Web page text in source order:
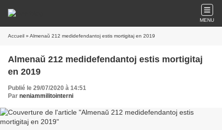
MENU
Accueil » Almenaŭ 212 medidefendantoj estis mortigitaj en 2019
Almenaŭ 212 medidefendantoj estis mortigitaj
en 2019
Publié le 29/07/2020 à 14:51
Par neniammilitointerni